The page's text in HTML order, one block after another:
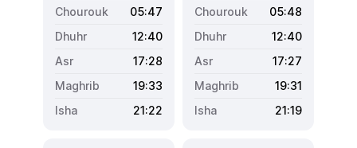
05:47
12:40
17:28
19:33
21:22
05:48
12:40
17:27
19:31
21:19